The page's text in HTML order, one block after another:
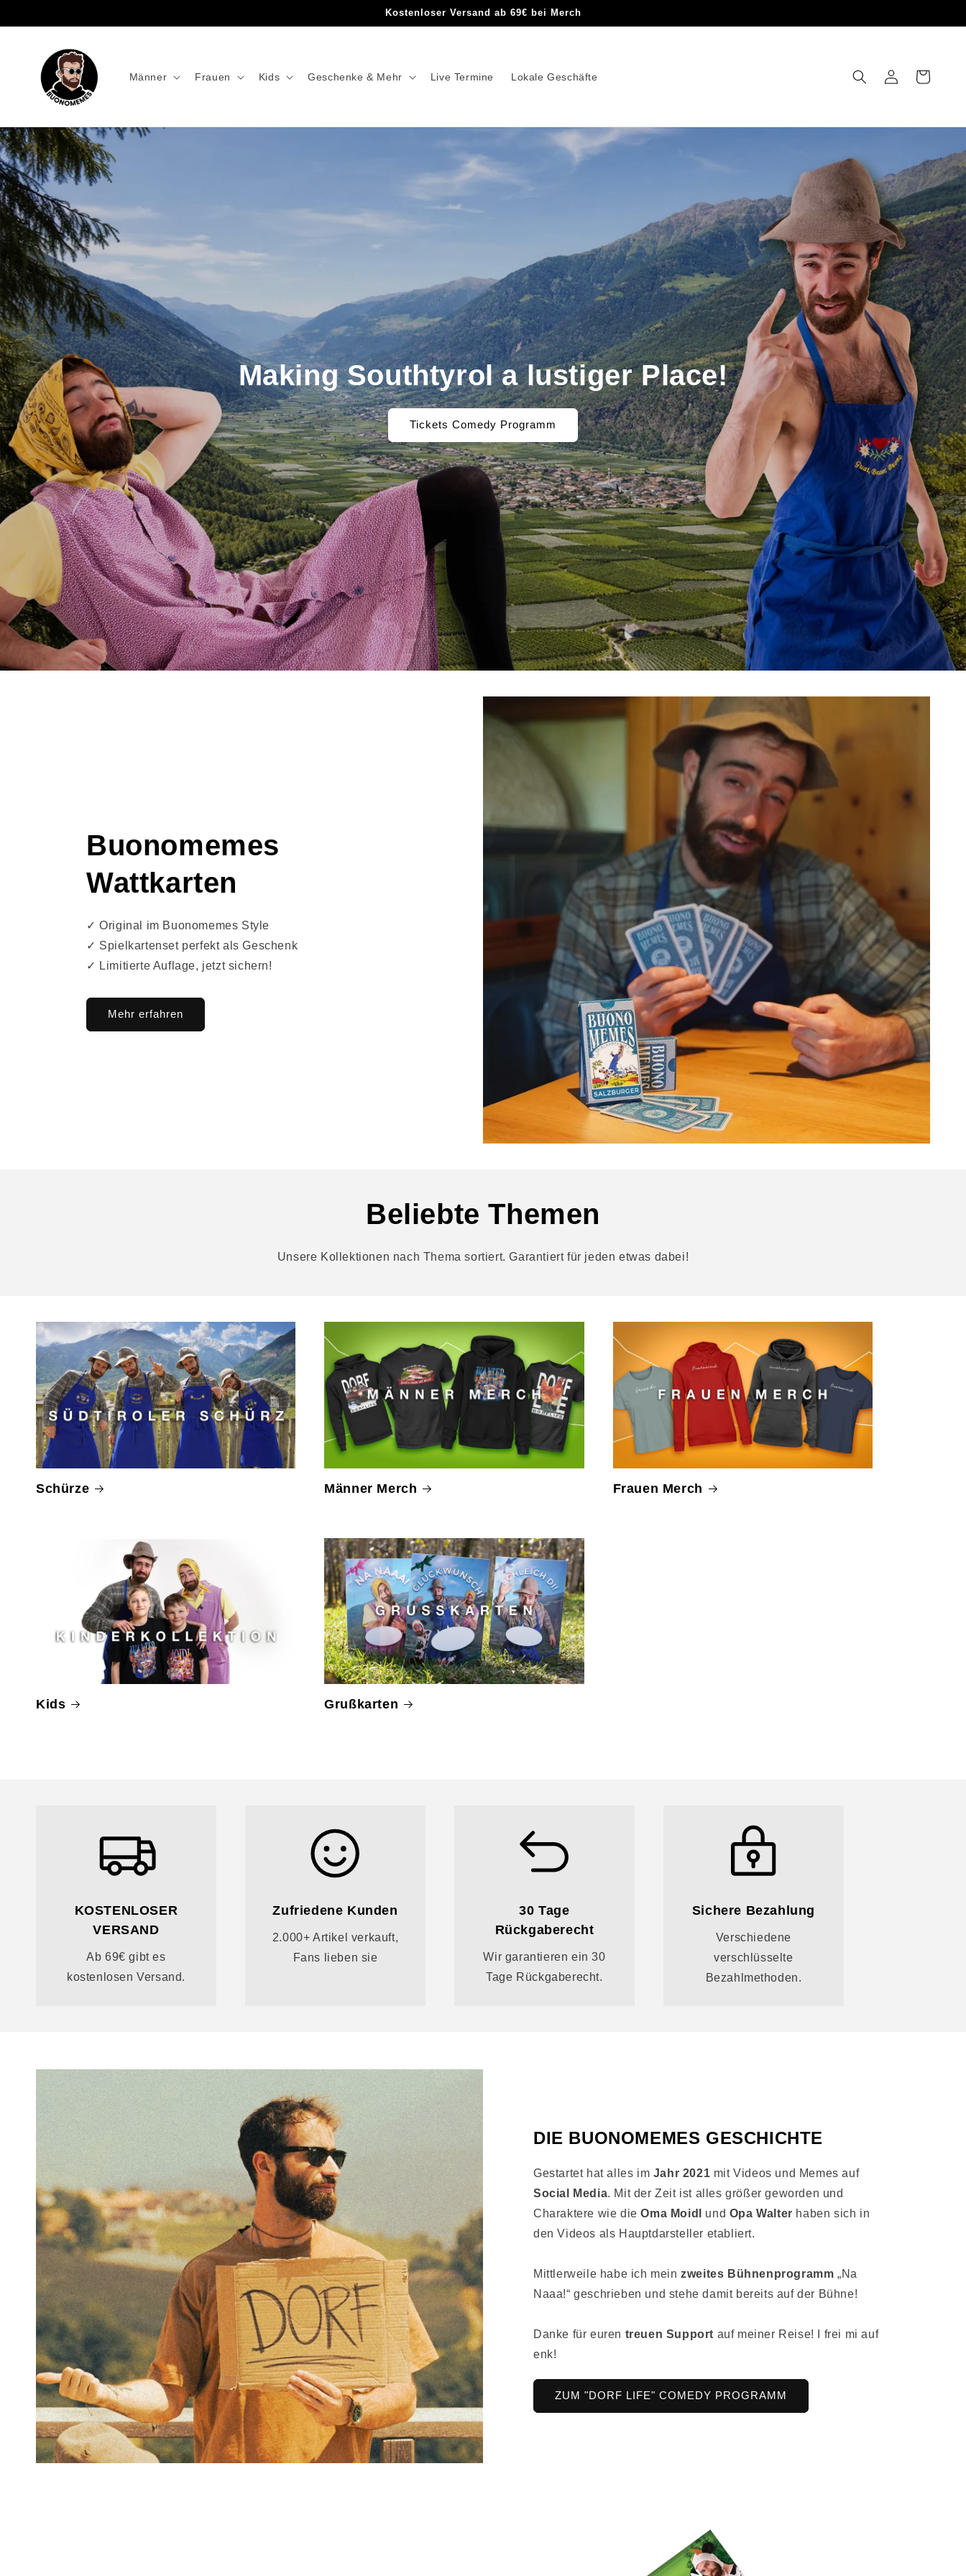
Kostenloser Versand ab 69€ bei Merch
Männer Frauen Kids Geschenke & Mehr Live Termine Lokale Geschäfte EinloggenWarenkorb
Making Southtyrol a lustiger Place!
Tickets Comedy Programm
Buonomemes
Wattkarten
✓ Original im Buonomemes Style
✓ Spielkartenset perfekt als Geschenk
✓ Limitierte Auflage, jetzt sichern!
Mehr erfahren
Beliebte Themen
Unsere Kollektionen nach Thema sortiert. Garantiert für jeden etwas dabei!
Schürze Männer Merch Frauen Merch
Kids Grußkarten
KOSTENLOSER
VERSAND
Ab 69€ gibt es
kostenlosen Versand.
Zufriedene Kunden
2.000+ Artikel verkauft,
Fans lieben sie
30 Tage
Rückgaberecht
Wir garantieren ein 30
Tage Rückgaberecht.
Sichere Bezahlung
Verschiedene
verschlüsselte
Bezahlmethoden.
DIE BUONOMEMES GESCHICHTE
Gestartet hat alles im Jahr 2021 mit Videos und Memes auf
Social Media. Mit der Zeit ist alles größer geworden und
Charaktere wie dieOma Moidl und Opa Walter haben sich in
den Videos als Hauptdarsteller etabliert.
Mittlerweile habe ich meinzweites Bühnenprogramm „Na
Naaa!“ geschrieben und stehe damit bereits auf der Bühne!
Danke für euren treuen Support auf meiner Reise! I frei mi auf
enk!
ZUM "DORF LIFE" COMEDY PROGRAMM